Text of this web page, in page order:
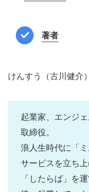
著者
けんすう（古川健介）
起業家、エンジ
取締役。
浪人生時代に「
サービスを立ち
「したらば」を